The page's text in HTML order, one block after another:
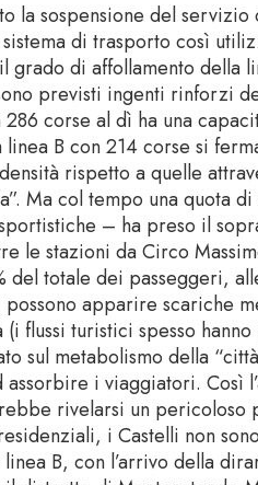
la sospensione del servizio
di trasporto così
grado di affollamento della
previsti ingenti rinforzi
corse al dì ha una
B con 214 corse si
rispetto a quelle
Ma col tempo una quota
– ha preso il
le stazioni da Circo
del totale dei passeggeri,
apparire scariche
flussi turistici spesso
sul metabolismo della
i viaggiatori. Così
rivelarsi un pericoloso
i Castelli non
B, con l’arrivo della